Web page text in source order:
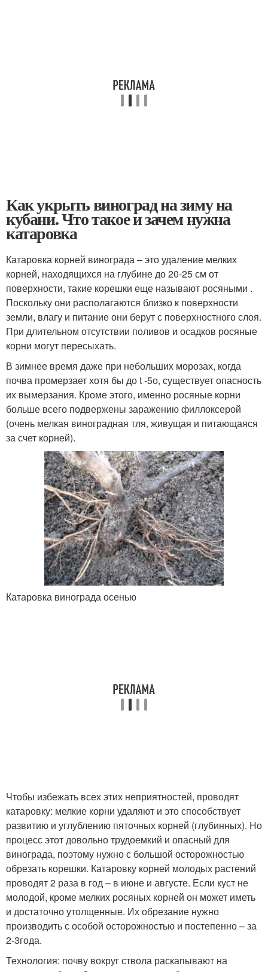
Как укрыть виноград на зиму на
кубани. Что такое и зачем нужна
катаровка
Катаровка корней винограда – это удаление мелких
корней, находящихся на глубине до 20-25 см от
поверхности, такие корешки еще называют росяными .
Поскольку они располагаются близко к поверхности
земли, влагу и питание они берут с поверхностного слоя.
При длительном отсутствии поливов и осадков росяные
корни могут пересыхать.
В зимнее время даже при небольших морозах, когда
почва промерзает хотя бы до t -5о, существует опасность
их вымерзания. Кроме этого, именно росяные корни
больше всего подвержены заражению филлоксерой
(очень мелкая виноградная тля, живущая и питающаяся
за счет корней).
Катаровка винограда осенью
Чтобы избежать всех этих неприятностей, проводят
катаровку: мелкие корни удаляют и это способствует
развитию и углублению пяточных корней (глубинных). Но
процесс этот довольно трудоемкий и опасный для
винограда, поэтому нужно с большой осторожностью
обрезать корешки. Катаровку корней молодых растений
проводят 2 раза в год – в июне и августе. Если куст не
молодой, кроме мелких росяных корней он может иметь
и достаточно утолщенные. Их обрезание нужно
производить с особой осторожностью и постепенно – за
2-3года.
Технология: почву вокруг ствола раскапывают на